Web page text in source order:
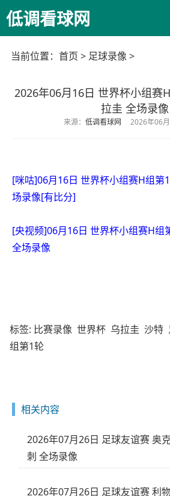
低调看球网
当前位置： 首页 > 足球录像 >
2026年06月16日 世界杯小组赛
拉圭 全场录像
来源： 低调看球网 2026年06
[咪咕]06月16日 世界杯小组赛H组第
场录像[有比分]
[央视频]06月16日 世界杯小组赛H组
全场录像
标签: 比赛录像 世界杯 乌拉圭 沙特
组第1轮
相关内容
2026年07月26日 足球友谊赛 奥
刺 全场录像
2026年07月26日 足球友谊赛 利